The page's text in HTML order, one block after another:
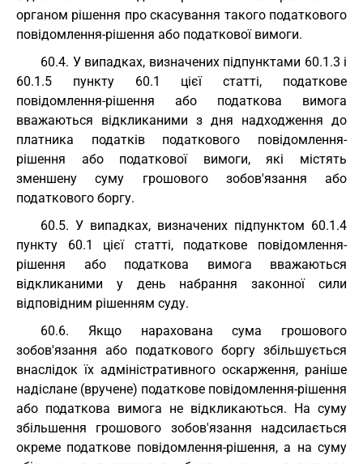
органом рішення про скасування такого податкового
повідомлення-рішення або податкової вимоги.
60.4. У випадках, визначених підпунктами 60.1.3 і
60.1.5 пункту 60.1 цієї статті, податкове
повідомлення-рішення або податкова вимога
вважаються відкликаними з дня надходження до
платника податків податкового повідомлення-
рішення або податкової вимоги, які містять
зменшену суму грошового зобов'язання або
податкового боргу.
60.5. У випадках, визначених підпунктом 60.1.4
пункту 60.1 цієї статті, податкове повідомлення-
рішення або податкова вимога вважаються
відкликаними у день набрання законної сили
відповідним рішенням суду.
60.6. Якщо нарахована сума грошового
зобов'язання або податкового боргу збільшується
внаслідок їх адміністративного оскарження, раніше
надіслане (вручене) податкове повідомлення-рішення
або податкова вимога не відкликаються. На суму
збільшення грошового зобов'язання надсилається
окреме податкове повідомлення-рішення, а на суму